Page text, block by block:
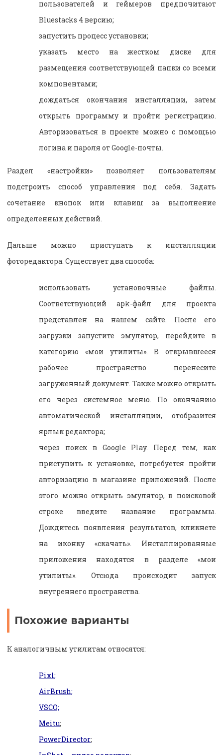
пользователей и геймеров предпочитают
Bluestacks 4 версию;
запустить процесс установки;
указать место на жестком диске для
размещения соответствующей папки со всеми
компонентами;
дождаться окончания инсталляции, затем
открыть программу и пройти регистрацию.
Авторизоваться в проекте можно с помощью
логина и пароля отGoogle-почты.
Раздел «настройки» позволяет пользователям
подстроить способ управления под себя. Задать
сочетание кнопок или клавиш за выполнение
определенных действий.
Дальше можно приступать к инсталляции
фоторедактора. Существует два способа:
использовать установочные файлы.
Соответствующийapk-файл для проекта
представлен на нашем сайте. После его
загрузки запустите эмулятор, перейдите в
категорию «мои утилиты». В открывшееся
рабочее пространство перенесите
загруженный документ. Также можно открыть
его через системное меню. По окончанию
автоматической инсталляции, отобразится
ярлык редактора;
через поиск в Google Play. Перед тем, как
приступить к установке, потребуется пройти
авторизацию в магазине приложений. После
этого можно открыть эмулятор, в поисковой
строке введите название программы.
Дождитесь появления результатов, кликнете
на иконку «скачать». Инсталлированные
приложения находятся в разделе «мои
утилиты». Отсюда происходит запуск
внутреннего пространства.
Похожие варианты
К аналогичным утилитам относятся:
Pixl;
AirBrush;
VSCO;
Meitu;
PowerDirector;